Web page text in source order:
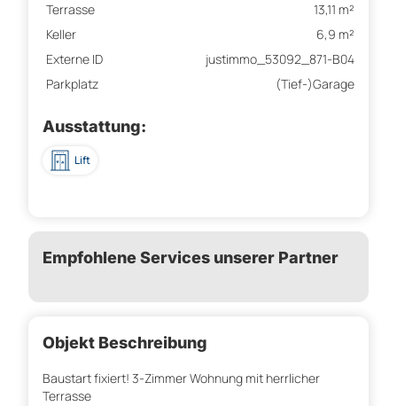
Terrasse
13,11 m²
Keller
6,9 m²
Externe ID
justimmo_53092_871-B04
Parkplatz
(Tief-)Garage
Ausstattung:
Lift
Empfohlene Services unserer Partner
Objekt Beschreibung
Baustart fixiert! 3-Zimmer Wohnung mit herrlicher
Terrasse